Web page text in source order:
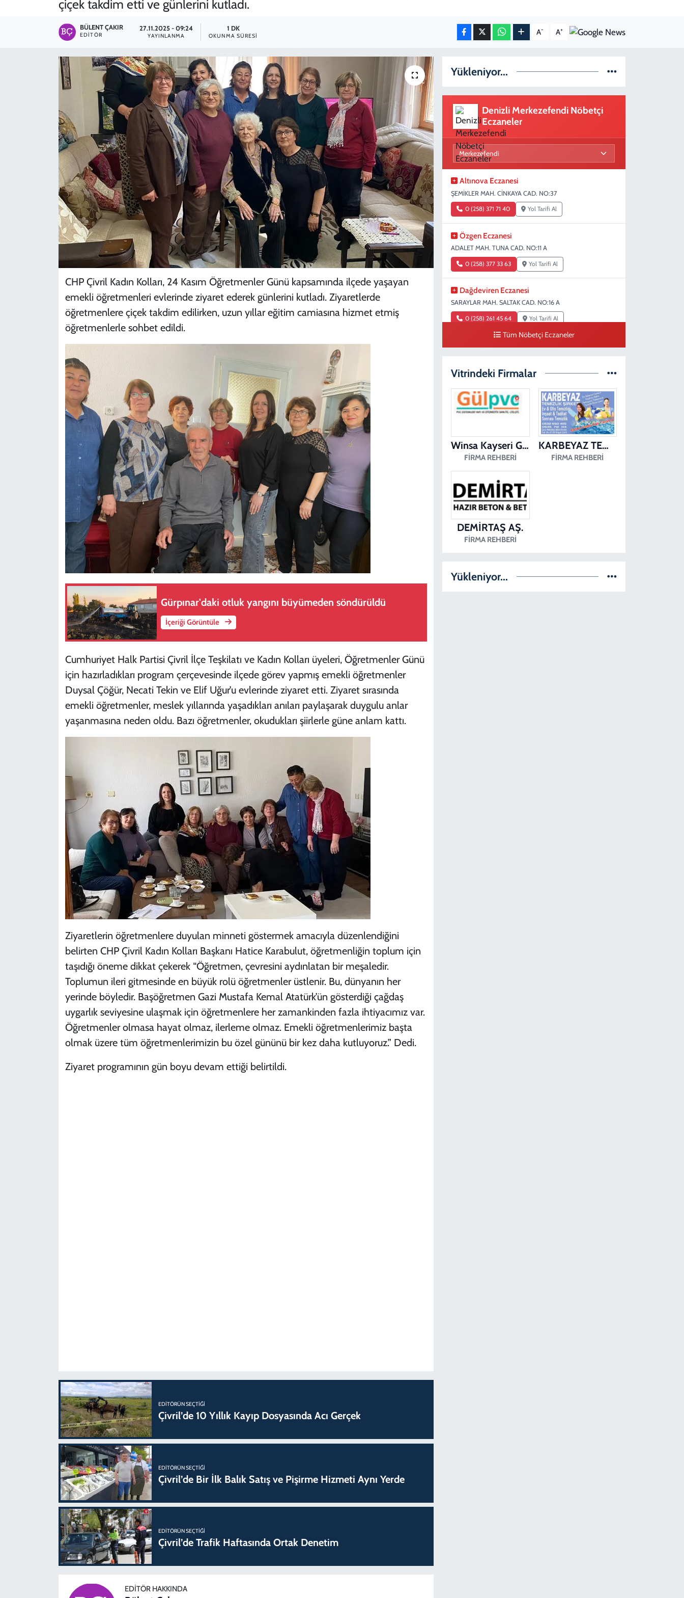
çiçek takdim etti ve günlerini kutladı.
BÜLENT ÇAKIR
EDITÖR
27.11.2025 - 09:24
YAYINLANMA
1 DK
OKUNMA SÜRESI A- A+
CHP Çivril Kadın Kolları, 24 Kasım Öğretmenler Günü kapsamında ilçede yaşayan
emekli öğretmenleri evlerinde ziyaret ederek günlerini kutladı. Ziyaretlerde
öğretmenlere çiçek takdim edilirken, uzun yıllar eğitim camiasına hizmet etmiş
öğretmenlerle sohbet edildi.
Gürpınar'daki otluk yangını büyümeden söndürüldü
İçeriği Görüntüle
Cumhuriyet Halk Partisi Çivril İlçe Teşkilatı ve Kadın Kolları üyeleri, Öğretmenler Günü
için hazırladıkları program çerçevesinde ilçede görev yapmış emekli öğretmenler
Duysal Çöğür, Necati Tekin ve Elif Uğur’u evlerinde ziyaret etti. Ziyaret sırasında
emekli öğretmenler, meslek yıllarında yaşadıkları anıları paylaşarak duygulu anlar
yaşanmasına neden oldu. Bazı öğretmenler, okudukları şiirlerle güne anlam kattı.
Ziyaretlerin öğretmenlere duyulan minneti göstermek amacıyla düzenlendiğini
belirten CHP Çivril Kadın Kolları Başkanı Hatice Karabulut, öğretmenliğin toplum için
taşıdığı öneme dikkat çekerek “Öğretmen, çevresini aydınlatan bir meşaledir.
Toplumun ileri gitmesinde en büyük rolü öğretmenler üstlenir. Bu, dünyanın her
yerinde böyledir. Başöğretmen Gazi Mustafa Kemal Atatürk’ün gösterdiği çağdaş
uygarlık seviyesine ulaşmak için öğretmenlere her zamankinden fazla ihtiyacımız var.
Öğretmenler olmasa hayat olmaz, ilerleme olmaz. Emekli öğretmenlerimiz başta
olmak üzere tüm öğretmenlerimizin bu özel gününü bir kez daha kutluyoruz.” Dedi.
Ziyaret programının gün boyu devam ettiği belirtildi.
EDITÖRÜN SEÇTIĞI
Çivril’de 10 Yıllık Kayıp Dosyasında Acı Gerçek
EDITÖRÜN SEÇTIĞI
Çivril’de Bir İlk Balık Satış ve Pişirme Hizmeti Aynı Yerde
EDITÖRÜN SEÇTIĞI
Çivril’de Trafik Haftasında Ortak Denetim
EDITÖR HAKKINDA
Yükleniyor...
Denizli Merkezefendi Nöbetçi
Eczaneler
Altınova Eczanesi
ŞEMİKLER MAH. CİNKAYA CAD. NO:37
0 (258) 371 71 40 Yol Tarifi Al
Özgen Eczanesi
ADALET MAH. TUNA CAD. NO:11 A
0 (258) 377 33 63 Yol Tarifi Al
Dağdeviren Eczanesi
SARAYLAR MAH. SALTAK CAD. NO:16 A
0 (258) 261 45 64 Yol Tarifi Al
Dişçioğlu Eczanesi
0 (258) 265 32 91 Yol Tarifi Al
Tüm Nöbetçi Eczaneler
Vitrindeki Firmalar
Winsa Kayseri Gül Pvc Pencere Kayseri Winsa
FIRMA REHBERI
KARBEYAZ TEMİZLİK
FIRMA REHBERI
DEMİRTAŞ AŞ.
FIRMA REHBERI
Yükleniyor...